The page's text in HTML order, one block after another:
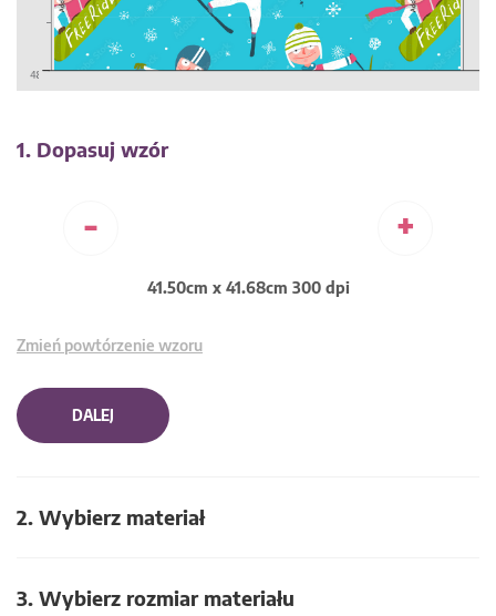
1. Dopasuj wzór
- +
41.50cm x 41.68cm 300 dpi
Zmień powtórzenie wzoru
DALEJ
2. Wybierz materiał
3. Wybierz rozmiar materiału